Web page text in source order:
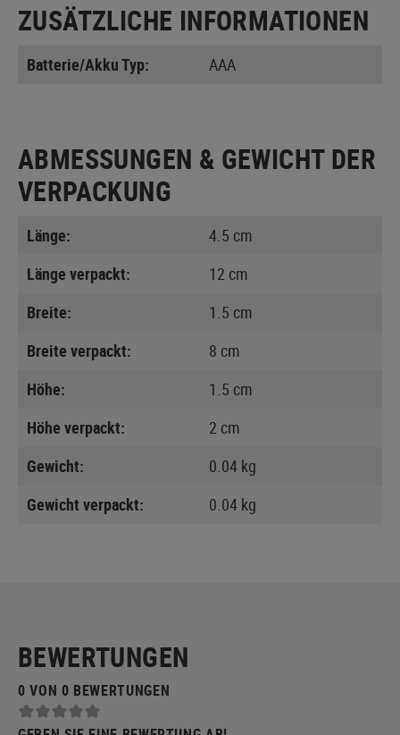
ZUSÄTZLICHE INFORMATIONEN
Batterie/Akku Typ: AAA
ABMESSUNGEN & GEWICHT DER
VERPACKUNG
Länge:
4.5 cm
Länge verpackt:
12 cm
Breite:
1.5 cm
Breite verpackt:
8 cm
Höhe:
1.5 cm
Höhe verpackt:
2 cm
Gewicht:
0.04 kg
Gewicht verpackt:
0.04 kg
BEWERTUNGEN
0 VON 0 BEWERTUNGEN